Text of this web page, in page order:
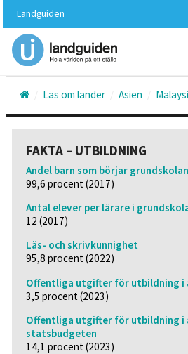
huvudinnehållet
Landguiden
Läs om länder Asien
FAKTA – UTBILDNING
Andel barn som börjar grundskolan
99,6 procent (2017)
Antal elever per lärare i
12 (2017)
Läs- och skrivkunnighet
95,8 procent (2022)
Offentliga utgifter för utbildning i
3,5 procent (2023)
Offentliga utgifter för utbildning i
statsbudgeten
14,1 procent (2023)